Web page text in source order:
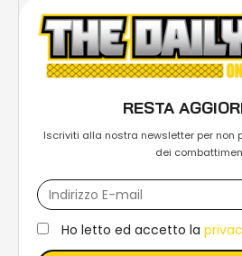
RESTA
Iscriviti alla nostra newsletter per non
dei
Ho letto ed accetto la